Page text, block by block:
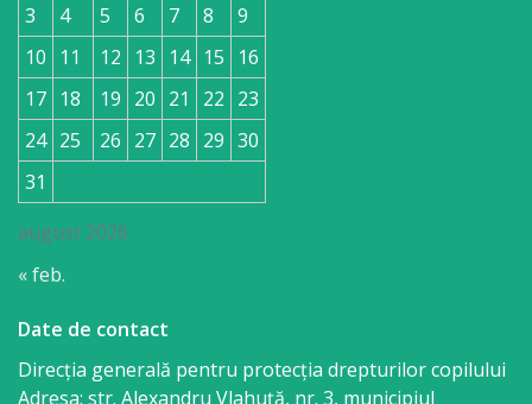
august 2026
3
4 5 6 7 8
9
10
11 12 13 14 15
16
17 18 19 20 21 22 23
24 25 26 27 28 29 30
31
« feb.
Date de contact
Direcția generală pentru protecția drepturilor copilului
Adresa: str. Alexandru Vlahuţă, nr. 3, municipiul